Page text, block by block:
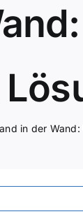
in der